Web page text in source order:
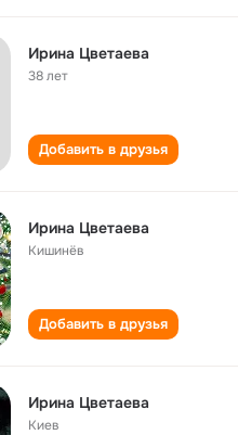
Ирина Цветаева
38 лет
Добавить в друзья
Ирина Цветаева
Кишинёв
Добавить в друзья
Иринa Цвeтaeвa
Киев